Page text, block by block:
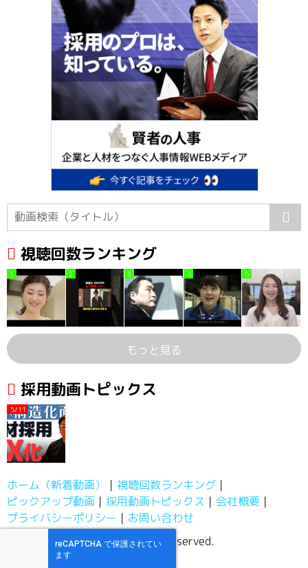
視聴回数ランキング
1 2 3 4 5
もっと見る
採用動画トピックス
5/11
ホーム（新着動画）
視聴回数ランキング
ピックアップ動画
採用動画トピックス
会社概要
プライバシーポリシー
お問い合わせ
採用動画チャンネル, All Rights Reserved.